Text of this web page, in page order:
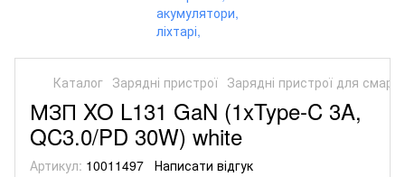
Каталог Зарядні пристрої Зарядні пристрої для
МЗП XO L131 GaN (1xType-C 3A,
QC3.0/PD 30W) white
Артикул: 10011497 Написати відгук